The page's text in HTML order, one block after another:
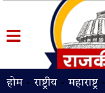
होम राष्ट्रीय महाराष्ट्र